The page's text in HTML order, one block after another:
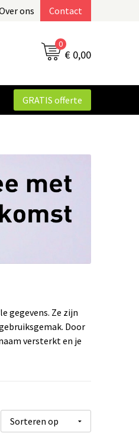
ons Contact
0
€ 0,00
GRATIS offerte
gegevens. Ze zijn
Door
versterkt en je